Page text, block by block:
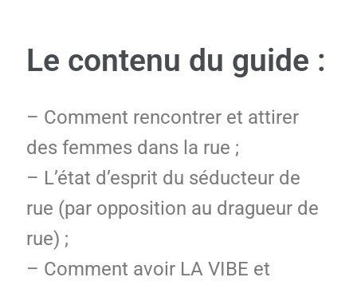
Le contenu du guide :
– Comment rencontrer et attirer
des femmes dans la rue ;
– L’état d’esprit du séducteur de
rue (par opposition au dragueur de
rue) ;
– Comment avoir LA VIBE et